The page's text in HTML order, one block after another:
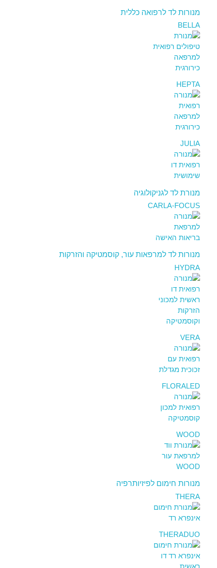
מנורות לד לרפואה כללית
BELLA
HEPTA
JULIA
מנורת לד לגניקולוגיה
CARLA-FOCUS
מנורות לד למרפאות עור, קוסמטיקה והזרקות
HYDRA
VERA
FLORALED
WOOD
מנורות חימום לפיזיותרפיה
THERA
THERADUO